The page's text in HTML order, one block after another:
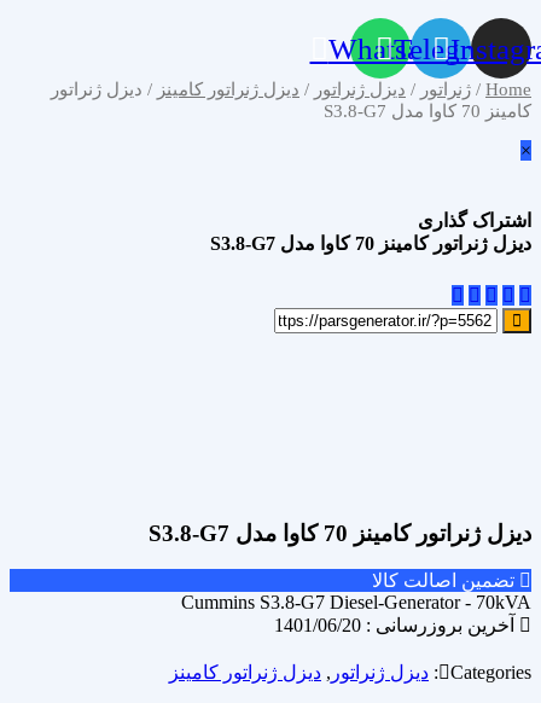
Telegram
Whatsapp
Home
/ ژنراتور / دیزل ژنراتور / دیزل ژنراتور کامینز / دیزل ژنراتور
کامینز 70 کاوا مدل S3.8-G7
×
اشتراک گذاری
دیزل ژنراتور کامینز 70 کاوا مدل S3.8-G7
دیزل ژنراتور کامینز 70 کاوا مدل S3.8-G7
تضمین اصالت کالا
Cummins S3.8-G7 Diesel-Generator - 70kVA
آخرین بروزرسانی : 1401/06/20
Categories: دیزل ژنراتور , دیزل ژنراتور کامینز